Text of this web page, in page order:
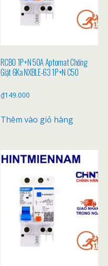
RCBO 1P+N 50A Aptomat Chống
Giật 6Ka NXBLE-63 1P+N C50
₫149.000
Thêm vào giỏ hàng